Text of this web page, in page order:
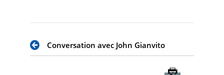
Conversation avec John Gianvito